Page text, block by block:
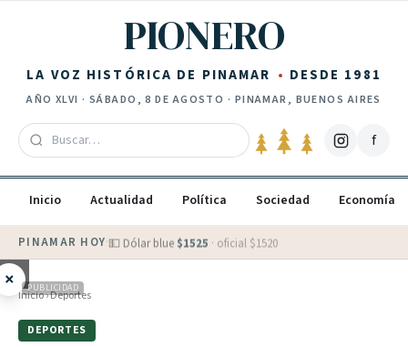
PIONERO
LA VOZ HISTÓRICA DE PINAMAR DESDE 1981
AÑO XLVI · SÁBADO, 8 DE AGOSTO · PINAMAR, BUENOS AIRES
f
Inicio Actualidad Política Sociedad Economía
PINAMAR HOY·💵 Dólar blue $1525 · oficial $1520
× PUBLICIDAD
Inicio›Deportes
DEPORTES